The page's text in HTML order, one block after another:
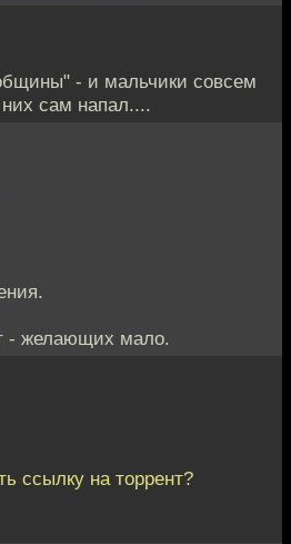
- и мальчики совсем
сам напал....
- желающих мало.
ссылку на торрент?